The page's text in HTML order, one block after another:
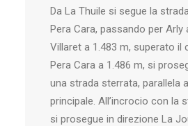
Da La Thuile si segue la
Pera Cara, passando per Arly
Villaret a 1.483 m, superato il
Pera Cara a 1.486 m, si
una strada sterrata, parallela
principale. All’incrocio con la
si prosegue in direzione La